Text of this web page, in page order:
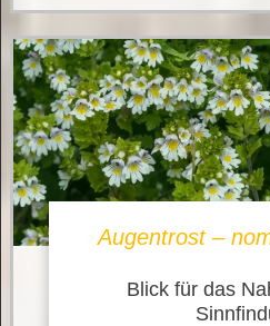
Augentrost –
Blick für das